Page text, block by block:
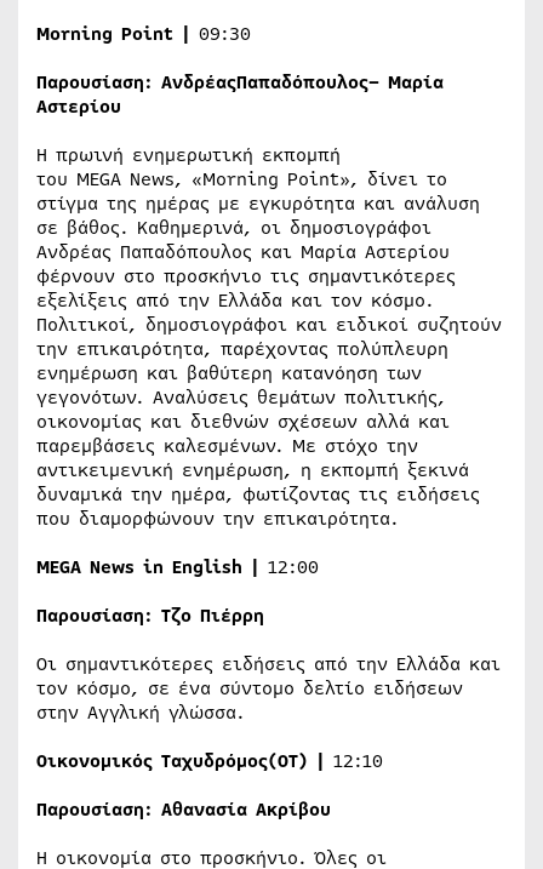
Morning Point | 09:30
Παρουσίαση: ΑνδρέαςΠαπαδόπουλος– Μαρία
Αστερίου
Η πρωινή ενημερωτική εκπομπή
του MEGA News, «Morning Point», δίνει το
στίγμα της ημέρας με εγκυρότητα και ανάλυση
σε βάθος. Καθημερινά, οι δημοσιογράφοι
Ανδρέας Παπαδόπουλος και Μαρία Αστερίου
φέρνουν στο προσκήνιο τις σημαντικότερες
εξελίξεις από την Ελλάδα και τον κόσμο.
Πολιτικοί, δημοσιογράφοι και ειδικοί συζητούν
την επικαιρότητα, παρέχοντας πολύπλευρη
ενημέρωση και βαθύτερη κατανόηση των
γεγονότων. Αναλύσεις θεμάτων πολιτικής,
οικονομίας και διεθνών σχέσεων αλλά και
παρεμβάσεις καλεσμένων. Με στόχο την
αντικειμενική ενημέρωση, η εκπομπή ξεκινά
δυναμικά την ημέρα, φωτίζοντας τις ειδήσεις
που διαμορφώνουν την επικαιρότητα.
MEGA News in English | 12:00
Παρουσίαση: Τζο Πιέρρη
Οι σημαντικότερες ειδήσεις από την Ελλάδα και
τον κόσμο, σε ένα σύντομο δελτίο ειδήσεων
στην Αγγλική γλώσσα.
Οικονομικός Ταχυδρόμος(OT) | 12:10
Παρουσίαση: Αθανασία Ακρίβου
Η οικονομία στο προσκήνιο. Όλες οι